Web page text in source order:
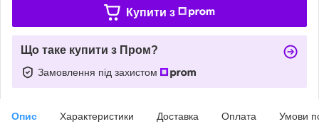
Купити з
Що таке купити з Пром?
Замовлення під захистом
Опис Характеристики Доставка Оплата Умови